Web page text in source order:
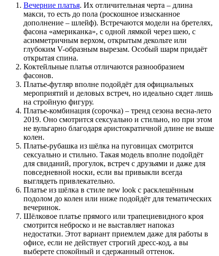
Вечерние платья. Их отличительная черта – длина
макси, то есть до пола (роскошное изысканное
дополнение – шлейф). Встречаются модели на бретелях,
фасона «американка», с одной лямкой через шею, с
асимметричным верхом, открытым декольте или
глубоким V-образным вырезам. Особый шарм придаёт
открытая спина.
Коктейльные платья отличаются разнообразием
фасонов.
Платье-футляр вполне подойдёт для официальных
мероприятий и деловых встреч, но идеально сядет лишь
на стройную фигуру.
Платье-комбинация (сорочка) – тренд сезона весна-лето
2019. Оно смотрится сексуально и стильно, но при этом
не вульгарно благодаря аристократичной длине не выше
колен.
Платье-рубашка из шёлка на пуговицах смотрится
сексуально и стильно. Такая модель вполне подойдёт
для свиданий, прогулок, встреч с друзьями и даже для
повседневной носки, если вы привыкли всегда
выглядеть привлекательно.
Платье из шёлка в стиле new look с расклешённым
подолом до колен или ниже подойдёт для тематических
вечеринок.
Шёлковое платье прямого или трапециевидного кроя
смотрится неброско и не выставляет напоказ
недостатки. Этот вариант приемлем даже для работы в
офисе, если не действует строгий дресс-код, а вы
выберете спокойный и сдержанный оттенок.